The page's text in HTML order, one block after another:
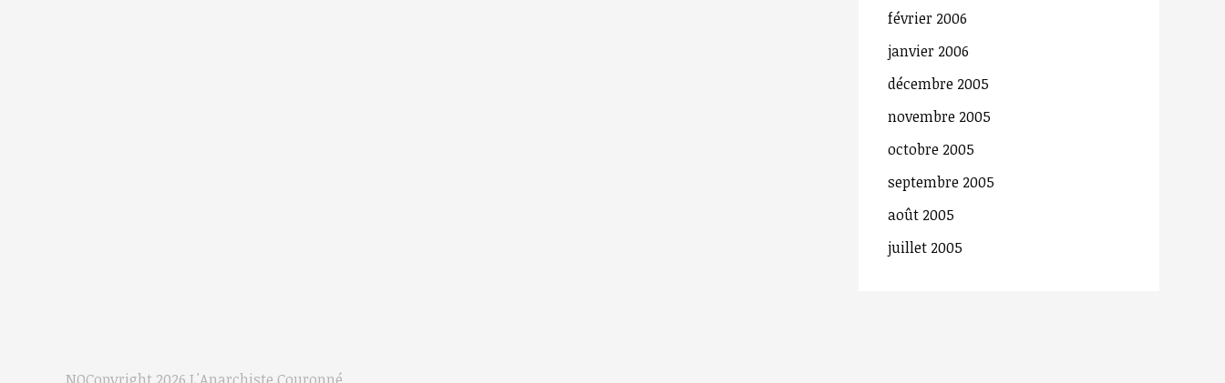
février 2006
janvier 2006
décembre 2005
novembre 2005
octobre 2005
septembre 2005
août 2005
juillet 2005